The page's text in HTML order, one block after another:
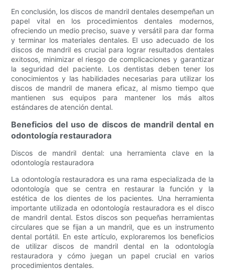
En conclusión, los discos de mandril dentales desempeñan un
papel vital en los procedimientos dentales modernos,
ofreciendo un medio preciso, suave y versátil para dar forma
y terminar los materiales dentales. El uso adecuado de los
discos de mandril es crucial para lograr resultados dentales
exitosos, minimizar el riesgo de complicaciones y garantizar
la seguridad del paciente. Los dentistas deben tener los
conocimientos y las habilidades necesarias para utilizar los
discos de mandril de manera eficaz, al mismo tiempo que
mantienen sus equipos para mantener los más altos
estándares de atención dental.
Beneficios del uso de discos de mandril dental en
odontología restauradora
Discos de mandril dental: una herramienta clave en la
odontología restauradora
La odontología restauradora es una rama especializada de la
odontología que se centra en restaurar la función y la
estética de los dientes de los pacientes. Una herramienta
importante utilizada en odontología restauradora es el disco
de mandril dental. Estos discos son pequeñas herramientas
circulares que se fijan a un mandril, que es un instrumento
dental portátil. En este artículo, exploraremos los beneficios
de utilizar discos de mandril dental en la odontología
restauradora y cómo juegan un papel crucial en varios
procedimientos dentales.